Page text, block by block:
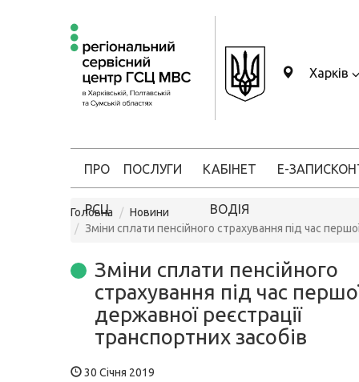
Харків
ПРО
РСЦ
ПОСЛУГИ КАБІНЕТ
ВОДІЯ
Е-ЗАПИС
Головна
Новини
Зміни сплати пенсійного страхування під час
Зміни сплати пенсійного
страхування під час
державної реєстрації
транспортних засобів
30 Січня 2019